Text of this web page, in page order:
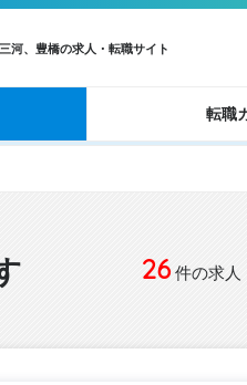
河、豊橋の求人・転職サイト
転職
26件の求人